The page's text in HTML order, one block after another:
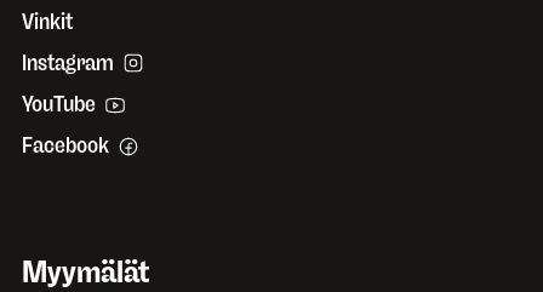
Vinkit
Instagram
YouTube
Facebook
Myymälät